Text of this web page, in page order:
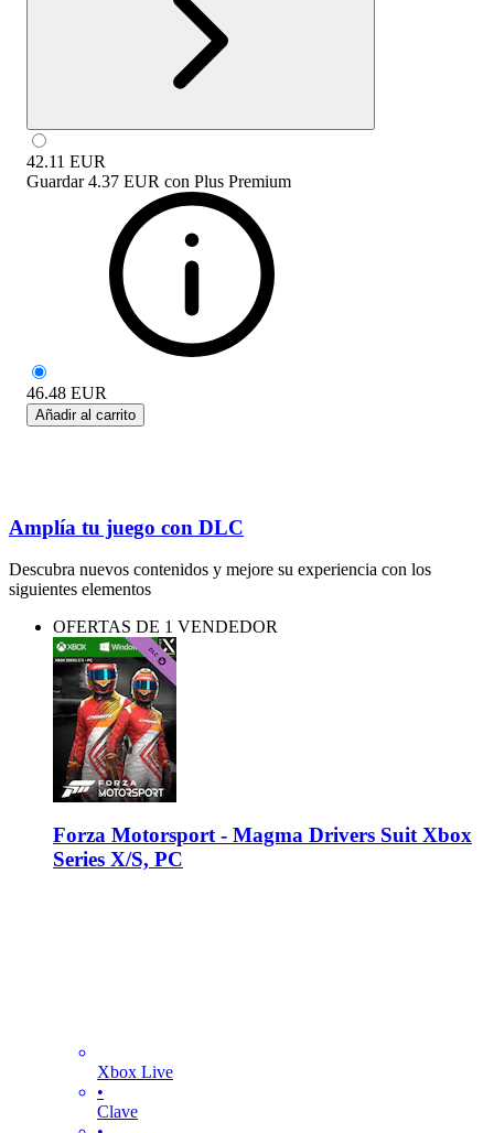
42.11 EUR
Guardar 4.37 EUR con Plus Premium
46.48 EUR
Añadir al carrito
Amplía tu juego con DLC
Descubra nuevos contenidos y mejore su experiencia con los
siguientes elementos
OFERTAS DE 1 VENDEDOR
Forza Motorsport - Magma Drivers Suit Xbox
Series X/S, PC
Xbox Live
•
Clave